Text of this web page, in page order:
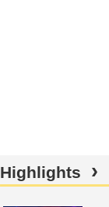
Highlights